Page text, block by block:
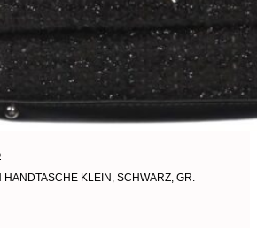
HANDTASCHE KLEIN, SCHWARZ, GR.